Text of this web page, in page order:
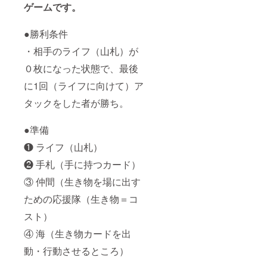
ゲームです。
●勝利条件
・相手のライフ（山札）が
０枚になった状態で、最後
に1回（ライフに向けて）ア
タックをした者が勝ち。
●準備
❶ ライフ（山札）
❷ 手札（手に持つカード）
③ 仲間（生き物を場に出す
ための応援隊（生き物＝コ
スト）
④ 海（生き物カードを出
動・行動させるところ）